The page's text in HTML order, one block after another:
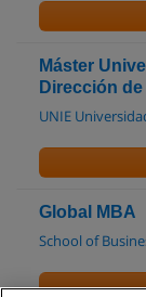
Máster
Dirección
UNIE
Global MBA
School of